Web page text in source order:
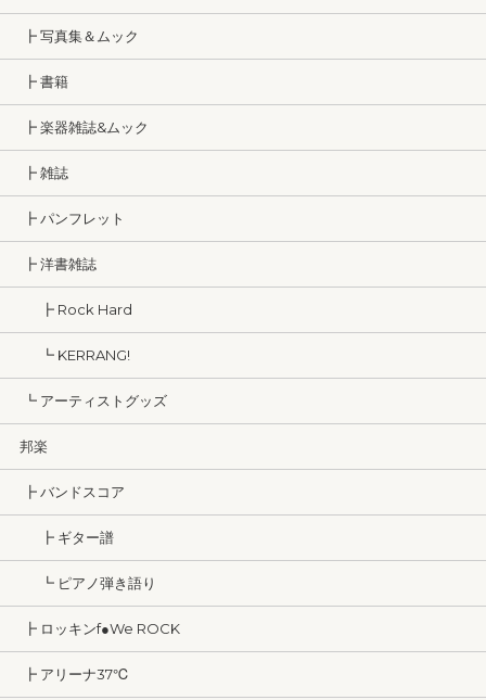
┣ 写真集＆ムック
┣ 書籍
┣ 楽器雑誌&ムック
┣ 雑誌
┣ パンフレット
┣ 洋書雑誌
┣ Rock Hard
┗ KERRANG!
┗ アーティストグッズ
邦楽
┣ バンドスコア
┣ ギター譜
┗ ピアノ弾き語り
┣ ロッキンf●We ROCK
┣ アリーナ37℃